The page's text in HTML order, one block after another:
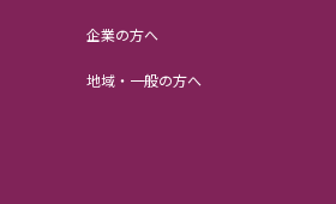
企業の方へ
地域・一般の方へ